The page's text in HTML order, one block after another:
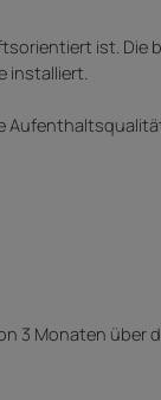
ist. Die
installiert.
3 Monaten über